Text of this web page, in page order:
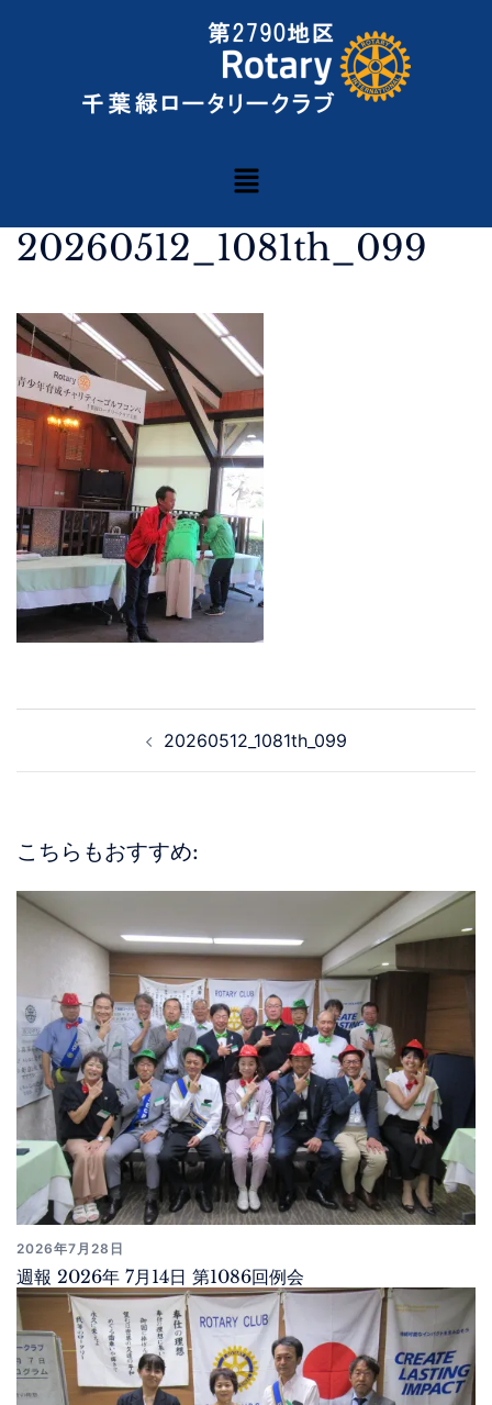
20260512_1081th_099
20260512_1081th_099
こちらもおすすめ:
2026年7月28日
週報 2026年 7月14日 第1086回例会